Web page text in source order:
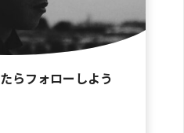
らフォローしよう